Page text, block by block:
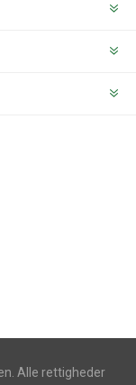
Alle rettigheder